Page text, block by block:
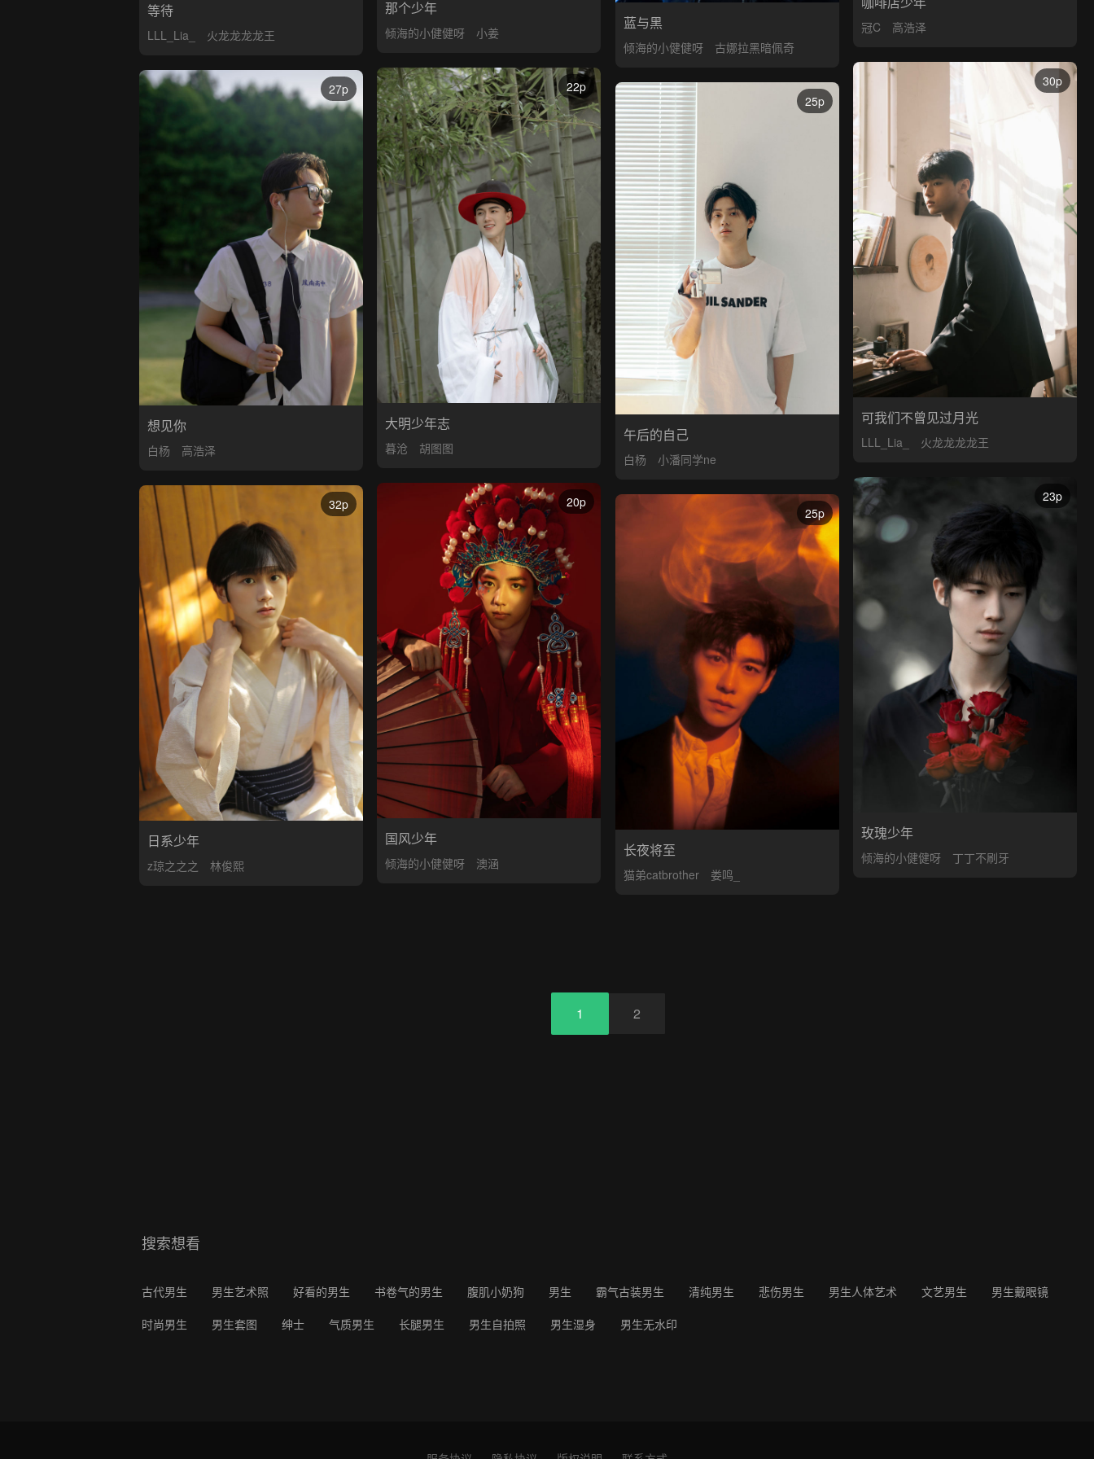
冠C 高浩泽
那个少年
倾海的小健健呀 小姜
等待
LLL_Lia_ 火龙龙龙龙王
蓝与黑
倾海的小健健呀 古娜拉黑暗佩奇
30p
可我们不曾见过月光
LLL_Lia_ 火龙龙龙龙王
22p
大明少年志
暮沧 胡图图
27p
想见你
白杨 高浩泽
25p
午后的自己
白杨 小潘同学ne
23p
玫瑰少年
倾海的小健健呀 丁丁不刷牙
20p
国风少年
倾海的小健健呀 澳涵
32p
日系少年
z琼之之之 林俊熙
25p
长夜将至
猫弟catbrother 娄鸣_
1 2
搜索想看
古代男生 男生艺术照 好看的男生 书卷气的男生 腹肌小奶狗 男生 霸气古装男生 清纯男生 悲伤男生 男生人体艺术 文艺男生
男生戴眼镜
时尚男生
男生套图 绅士 气质男生 长腿男生 男生自拍照 男生湿身 男生无水印